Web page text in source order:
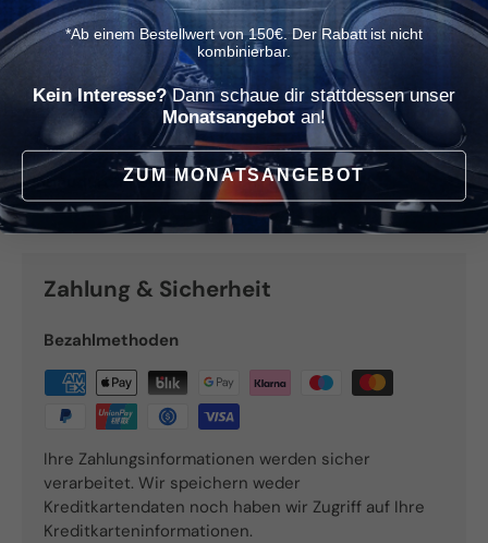
FS:1200Hz
Wirkungsgrad: 90dB/1W/1m
Maße Hochtöner:
Außendurchmesser: 52mm
Einbautiefe: 12.5mm
Einbaudurchmesser: 44.5mm
Zahlung & Sicherheit
Bezahlmethoden
Ihre Zahlungsinformationen werden sicher
verarbeitet. Wir speichern weder
Kreditkartendaten noch haben wir Zugriff auf Ihre
Kreditkarteninformationen.
*Ab einem Bestellwert von 150€. Der Rabatt ist nicht
kombinierbar.
Kein Interesse?Dann schaue dir stattdessen unser
Monatsangebotan!
ZUM MONATSANGEBOT